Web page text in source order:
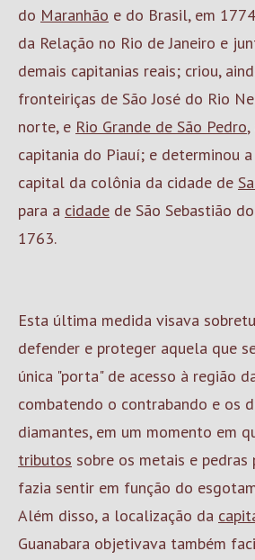
do Maranhão e do Brasil, em
da Relação no Rio de Janeiro e
demais capitanias reais; criou,
fronteiriças de São José do Rio
norte, e Rio Grande de São Pedro
capitania do Piauí; e determinou
capital da colônia da cidade de
para a cidade de São Sebastião do
1763.
Esta última medida visava
defender e proteger aquela que
única "porta" de acesso à região
combatendo o contrabando e os
diamantes, em um momento em
tributos sobre os metais e pedras
fazia sentir em função do
Além disso, a localização da
Guanabara objetivava também